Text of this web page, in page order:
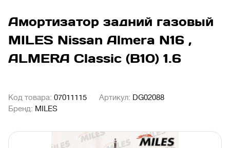
Амортизатор задний газовый
MILES Nissan Almera N16 ,
ALMERA Classic (B10) 1.6
Код товара: 07011115 Артикул: DG02088
Бренд: MILES